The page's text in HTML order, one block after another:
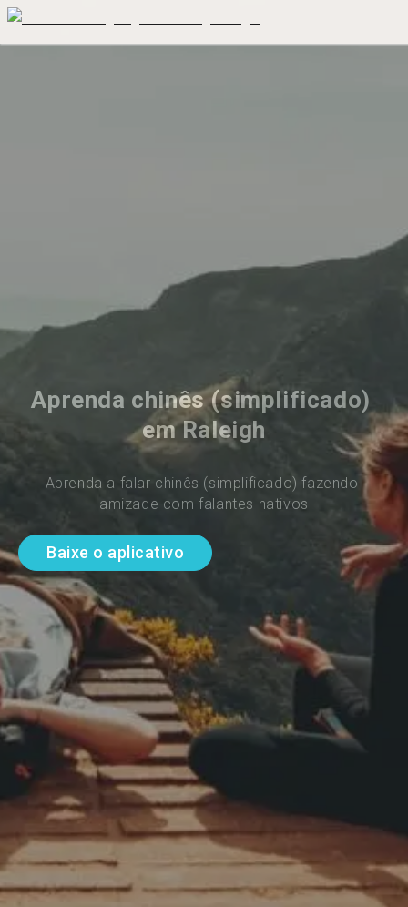
Aprenda chinês (simplificado)
em Raleigh
Aprenda a falar chinês (simplificado) fazendo
amizade com falantes nativos
Baixe o aplicativo